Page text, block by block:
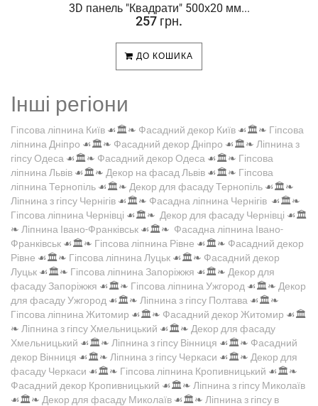
3D панель "Квадрати" 500х20 мм...
257 грн.
ДО КОШИКА
Інші регіони
Гіпсова ліпнина Київ ☙🏛️❧ Фасадний декор Київ ☙🏛️❧ Гіпсова
ліпнина Дніпро ☙🏛️❧ Фасадний декор Дніпро ☙🏛️❧ Ліпнина з
гіпсу Одеса ☙🏛️❧ Фасадний декор Одеса ☙🏛️❧ Гіпсова
ліпнина Львів ☙🏛️❧ Декор на фасад Львів ☙🏛️❧ Гіпсова
ліпнина Тернопіль ☙🏛️❧ Декор для фасаду Тернопіль ☙🏛️❧
Ліпнина з гіпсу Чернігів ☙🏛️❧ Фасадна ліпнина Чернігів ☙🏛️❧
Гіпсова ліпнина Чернівці ☙🏛️❧ Декор для фасаду Чернівці ☙🏛️
❧ Ліпнина Івано-Франківськ ☙🏛️❧ Фасадна ліпнина Івано-
Франківськ ☙🏛️❧ Гіпсова ліпнина Рівне ☙🏛️❧ Фасадний декор
Рівне ☙🏛️❧ Гіпсова ліпнина Луцьк ☙🏛️❧ Фасадний декор
Луцьк ☙🏛️❧ Гіпсова ліпнина Запоріжжя ☙🏛️❧ Декор для
фасаду Запоріжжя ☙🏛️❧ Гіпсова ліпнина Ужгород ☙🏛️❧ Декор
для фасаду Ужгород ☙🏛️❧ Ліпнина з гіпсу Полтава ☙🏛️❧
Гіпсова ліпнина Житомир ☙🏛️❧ Фасадний декор Житомир ☙🏛️
❧ Ліпнина з гіпсу Хмельницький ☙🏛️❧ Декор для фасаду
Хмельницький ☙🏛️❧ Ліпнина з гіпсу Вінниця ☙🏛️❧ Фасадний
декор Вінниця ☙🏛️❧ Ліпнина з гіпсу Черкаси ☙🏛️❧ Декор для
фасаду Черкаси ☙🏛️❧ Гіпсова ліпнина Кропивницький ☙🏛️❧
Фасадний декор Кропивницький ☙🏛️❧ Ліпнина з гіпсу Миколаїв
☙🏛️❧ Декор для фасаду Миколаїв ☙🏛️❧ Ліпнина з гіпсу в